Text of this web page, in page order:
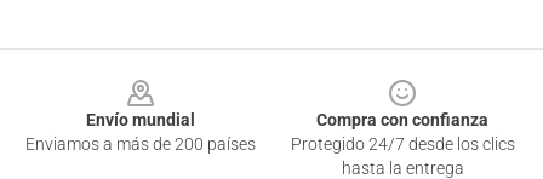
Envío mundial
Enviamos a más de 200 países
Compra con confianza
Protegido 24/7 desde los clics
hasta la entrega